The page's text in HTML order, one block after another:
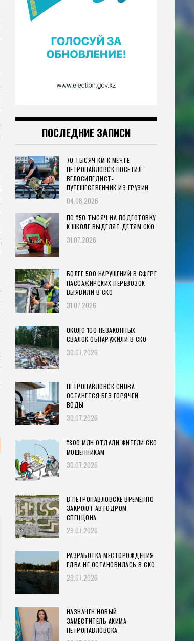
ПОСЛЕДНИЕ ЗАПИСИ
70 ТЫСЯЧ КМ К МЕЧТЕ:
ПЕТРОПАВЛОВСК ПОСЕТИЛ
ВЕЛОСИПЕДИСТ-
ПУТЕШЕСТВЕННИК ИЗ ГРУЗИИ
04.08.2026
ПО ₸50 ТЫСЯЧ НА ПОДГОТОВКУ
К ШКОЛЕ ВЫДЕЛЯТ ДЕТЯМ СКО
31.07.2026
БОЛЕЕ 500 НАРУШЕНИЙ В СФЕРЕ
ПАССАЖИРСКИХ ПЕРЕВОЗОК
ВЫЯВИЛИ В СКО
31.07.2026
ОКОЛО 100 НЕЗАКОННЫХ
СВАЛОК ОБНАРУЖИЛИ В СКО
30.07.2026
ПЕТРОПАВЛОВСК СНОВА
ОСТАНЕТСЯ БЕЗ ГОРЯЧЕЙ
ВОДЫ
30.07.2026
₸800 МЛН ОТДАЛИ ЖИТЕЛИ СКО
МОШЕННИКАМ
30.07.2026
В ПЕТРОПАВЛОВСКЕ ВРЕМЕННО
ЗАКРОЮТ АВТОДРОМ
СПЕЦЦОНА
29.07.2026
РАЗРАБОТКА МЕСТОРОЖДЕНИЯ
ЕДВА НЕ ОСТАНОВИЛАСЬ В СКО
29.07.2026
НАЗНАЧЕН НОВЫЙ
ЗАМЕСТИТЕЛЬ АКИМА
ПЕТРОПАВЛОВСКА